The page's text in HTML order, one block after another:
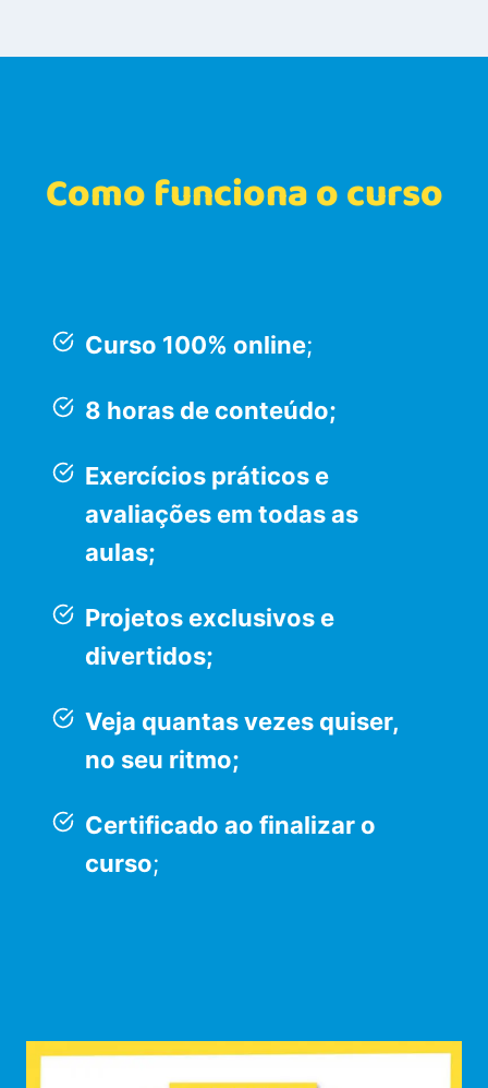
Como funciona o curso
Curso 100% online;
8 horas de conteúdo;
Exercícios práticos e
avaliações em todas as
aulas;
Projetos exclusivos e
divertidos;
Veja quantas vezes quiser,
no seu ritmo;
Certificado ao finalizar o
curso;